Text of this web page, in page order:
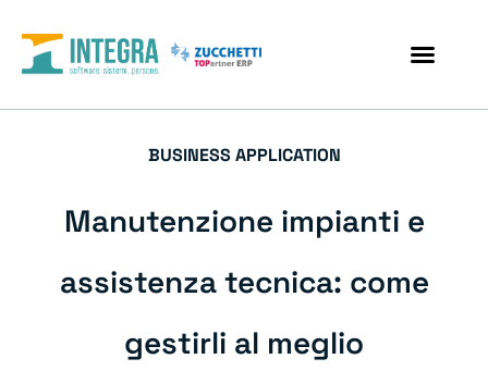
BUSINESS APPLICATION
Manutenzione impianti e
assistenza tecnica: come
gestirli al meglio